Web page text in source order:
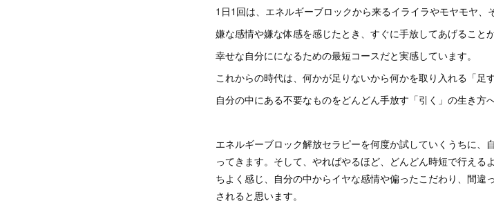
1日1回は、エネルギーブロックから来るイライラやモヤモヤ
嫌な感情や嫌な体感を感じたとき、すぐに手放してあげること
幸せな自分にになるための最短コースだと実感しています。
これからの時代は、何かが足りないから何かを取り入れる「足
自分の中にある不要なものをどんどん手放す「引く」の生き方
エネルギーブロック解放セラピーを何度か試していくうちに、
ってきます。そして、やればやるほど、どんどん時短で行え
ちよく感じ、自分の中からイヤな感情や偏ったこだわり、間
されると思います。